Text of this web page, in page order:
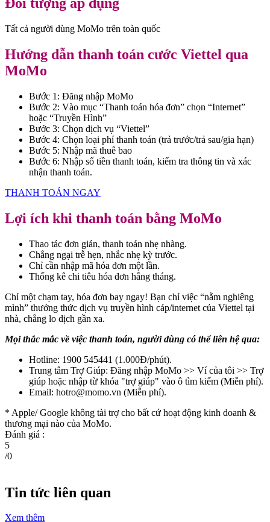
Tất cả người dùng MoMo trên toàn quốc
Hướng dẫn thanh toán cước Viettel qua
MoMo
Bước 1: Đăng nhập MoMo
Bước 2: Vào mục “Thanh toán hóa đơn” chọn “Internet”
hoặc “Truyền Hình”
Bước 3: Chọn dịch vụ “Viettel”
Bước 4: Chọn loại phí thanh toán (trả trước/trả sau/gia hạn)
Bước 5: Nhập mã thuê bao
Bước 6: Nhập số tiền thanh toán, kiểm tra thông tin và xác
nhận thanh toán.
THANH TOÁN NGAY
Lợi ích khi thanh toán bằng MoMo
Thao tác đơn giản, thanh toán nhẹ nhàng.
Chẳng ngại trễ hẹn, nhắc nhẹ kỳ trước.
Chỉ cần nhập mã hóa đơn một lần.
Thống kê chi tiêu hóa đơn hằng tháng.
Chỉ một chạm tay, hóa đơn bay ngay! Bạn chỉ việc “nằm nghiêng
mình” thưởng thức dịch vụ truyền hình cáp/internet của Viettel tại
nhà, chẳng lo dịch gần xa.
Mọi thắc mắc về việc thanh toán, người dùng có thể liên hệ qua:
Hotline: 1900 545441 (1.000Đ/phút).
Trung tâm Trợ Giúp: Đăng nhập MoMo >> Ví của tôi >> Trợ
giúp hoặc nhập từ khóa "trợ giúp" vào ô tìm kiếm (Miễn phí).
Email: hotro@momo.vn (Miễn phí).
* Apple/ Google không tài trợ cho bất cứ hoạt động kinh doanh &
thương mại nào của MoMo.
Đánh giá :
5
/0
Tin tức liên quan
Xem thêm